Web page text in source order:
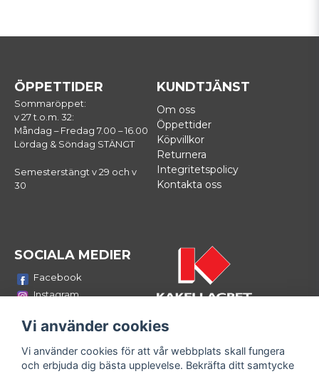
ÖPPETTIDER
Sommaröppet:
v 27 t.o.m. 32:
Måndag – Fredag 7.00 – 16.00
Lördag & Söndag STÄNGT
Semesterstängt v 29 och v
30
KUNDTJÄNST
Om oss
Öppettider
Köpvillkor
Returnera
Integritetspolicy
Kontakta oss
SOCIALA MEDIER
Facebook
Instagram
LinkedIn
Bli medlem i vårt nyhetsbrev
Vi använder cookies
Vi använder cookies för att vår webbplats skall fungera
och erbjuda dig bästa upplevelse. Bekräfta ditt samtycke